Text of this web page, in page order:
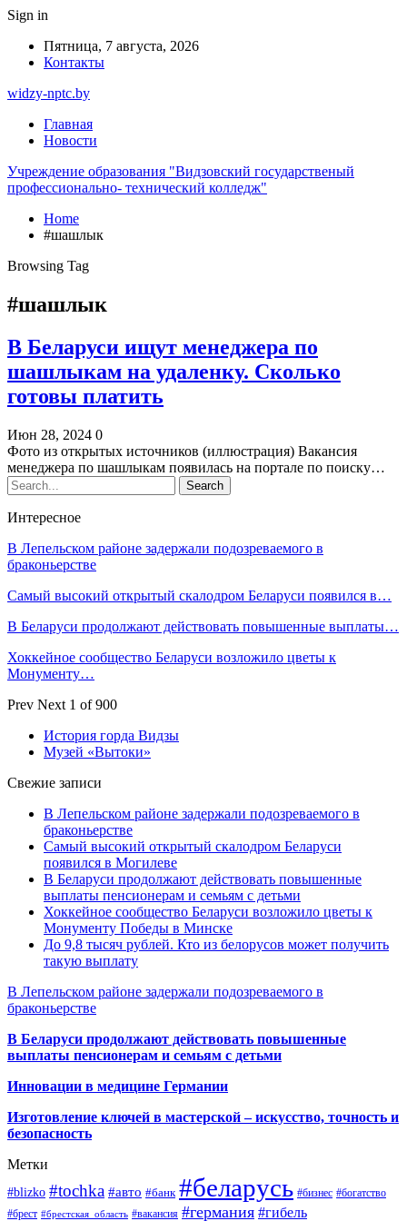
Sign in
Пятница, 7 августа, 2026
Контакты
widzy-nptc.by
Главная
Новости
Учреждение образования "Видзовский государственый
профессионально- технический колледж"
Home
#шашлык
Browsing Tag
#шашлык
В Беларуси ищут менеджера по
шашлыкам на удаленку. Сколько
готовы платить
Июн 28, 2024 0
Фото из открытых источников (иллюстрация) Вакансия
менеджера по шашлыкам появилась на портале по поиску…
Интересное
В Лепельском районе задержали подозреваемого в
браконьерстве
Самый высокий открытый скалодром Беларуси появился в…
В Беларуси продолжают действовать повышенные выплаты…
Хоккейное сообщество Беларуси возложило цветы к
Монументу…
Prev Next 1 of 900
История горда Видзы
Музей «Вытоки»
Свежие записи
В Лепельском районе задержали подозреваемого в
браконьерстве
Самый высокий открытый скалодром Беларуси
появился в Могилеве
В Беларуси продолжают действовать повышенные
выплаты пенсионерам и семьям с детьми
Хоккейное сообщество Беларуси возложило цветы к
Монументу Победы в Минске
До 9,8 тысяч рублей. Кто из белорусов может получить
такую выплату
В Лепельском районе задержали подозреваемого в
браконьерстве
В Беларуси продолжают действовать повышенные
выплаты пенсионерам и семьям с детьми
Инновации в медицине Германии
Изготовление ключей в мастерской – искусство, точность и
безопасность
Метки
#blizko #tochka #авто #банк #беларусь #бизнес #богатство
#брест #брестская_область #вакансия #германия #гибель